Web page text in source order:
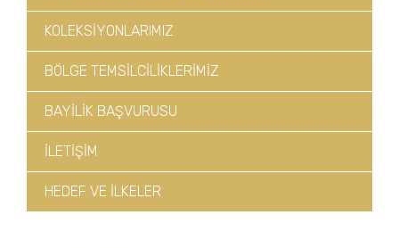
KOLEKSİYONLARIMIZ
BÖLGE TEMSİLCİLİKLERİMİZ
BAYİLİK BAŞVURUSU
İLETİŞİM
HEDEF VE İLKELER